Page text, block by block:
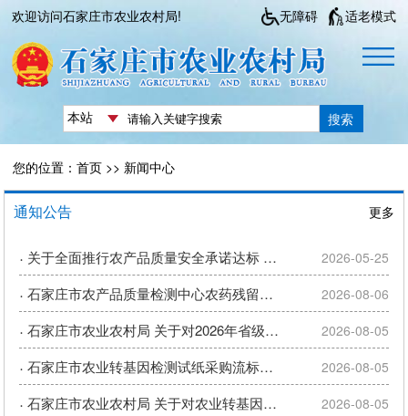
欢迎访问石家庄市农业农村局! 无障碍 适老模式
搜索
您的位置：首页 >> 新闻中心
通知公告 更多
· 关于全面推行农产品质量安全承诺达标 合格证制度的告知书 2026-05-25
· 石家庄市农产品质量检测中心农药残留快速精准检测卡采购竞争性磋商... 2026-08-06
· 石家庄市农业农村局 关于对2026年省级现代设施农业贷款贴息主... 2026-08-05
· 石家庄市农业转基因检测试纸采购流标公告 2026-08-05
· 石家庄市农业农村局 关于对农业转基因检测试纸进行询价的公告 2026-08-05